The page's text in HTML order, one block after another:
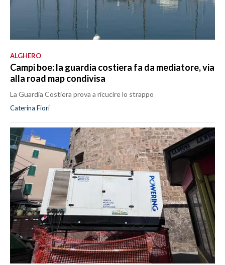
ALGHERO
Campi boe: la guardia costiera fa da mediatore, via
alla road map condivisa
La Guardia Costiera prova a ricucire lo strappo
Caterina Fiori